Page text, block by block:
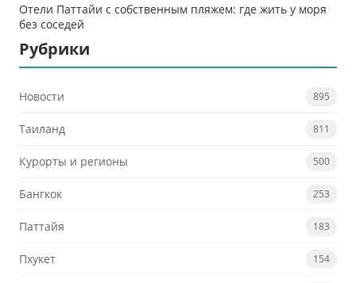
Отели Паттайи с собственным пляжем: где жить у моря
без соседей
Рубрики
Новости 895
Таиланд 811
Курорты и регионы 500
Бангкок 253
Паттайя 183
Пхукет 154